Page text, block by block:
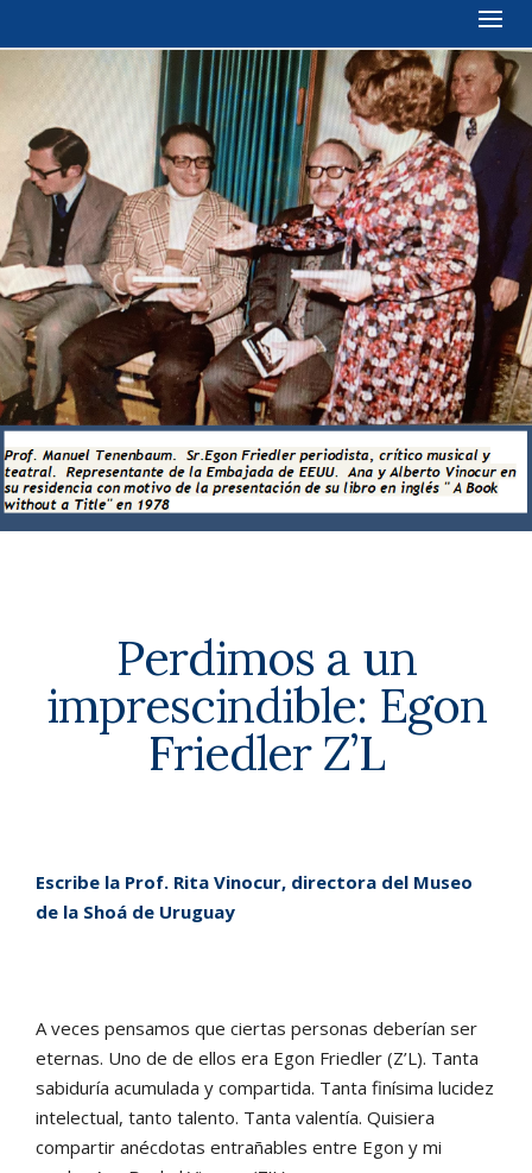
Perdimos a un
imprescindible: Egon
Friedler Z’L
Escribe la Prof. Rita Vinocur, directora del Museo
de la Shoá de Uruguay
A veces pensamos que ciertas personas deberían ser
eternas. Uno de de ellos era Egon Friedler (Z’L). Tanta
sabiduría acumulada y compartida. Tanta finísima lucidez
intelectual, tanto talento. Tanta valentía. Quisiera
compartir anécdotas entrañables entre Egon y mi